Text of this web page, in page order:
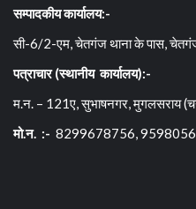
सम्पादकीय कार्यालय:-
सी-6/2-एम, चेतगंज थाना के पास, चेतगंज
पत्राचार (स्थानीय कार्यालय):-
म.न. – 121ए, सुभाषनगर, मुगलसराय
मो.न. :- 8299678756,